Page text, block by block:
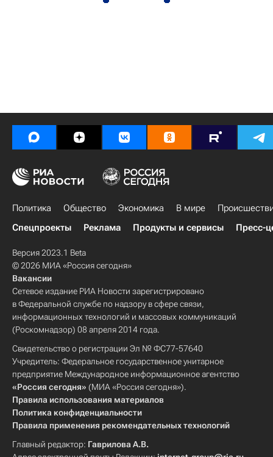
Политика Общество Экономика В мире
Спецпроекты
Реклама Продукты и сервисы Пресс-
Версия 2023.1 Beta
© 2026 МИА «Россия сегодня»
Вакансии
Сетевое издание РИА Новости зарегистрировано
в Федеральной службе по надзору в сфере связи,
информационных технологий и массовых коммуникаций
(Роскомнадзор) 08 апреля 2014 года.
Свидетельство о регистрации Эл № ФС77-57640
Учредитель: Федеральное государственное унитарное
предприятие Международное информационное агентство
«Россия сегодня» (МИА «Россия сегодня»).
Правила использования материалов
Политика конфиденциальности
Правила применения рекомендательных технологий
Главный редактор: Гаврилова А.В.